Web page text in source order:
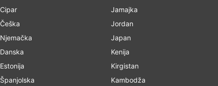
Cipar
Češka
Njemačka
Danska
Estonija
Španjolska
Jamajka
Jordan
Japan
Kenija
Kirgistan
Kambodža